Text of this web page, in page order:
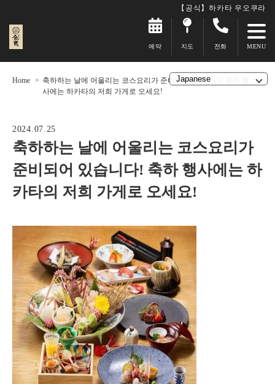
【공식】하카타 우오쿠라
예약 지도 전화
Home
축하하는 날에 어울리는 코스요리가 준비되어 있습니다! 축하 행
사에는 하카타의 저희 가게로 오세요!
2024.07.25
축하하는 날에 어울리는 코스요리가
준비되어 있습니다! 축하 행사에는 하
카타의 저희 가게로 오세요!